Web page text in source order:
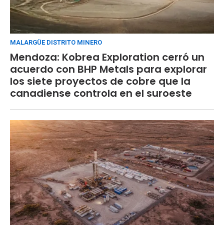
MALARGÜE DISTRITO MINERO
Mendoza: Kobrea Exploration cerró un
acuerdo con BHP Metals para explorar
los siete proyectos de cobre que la
canadiense controla en el suroeste